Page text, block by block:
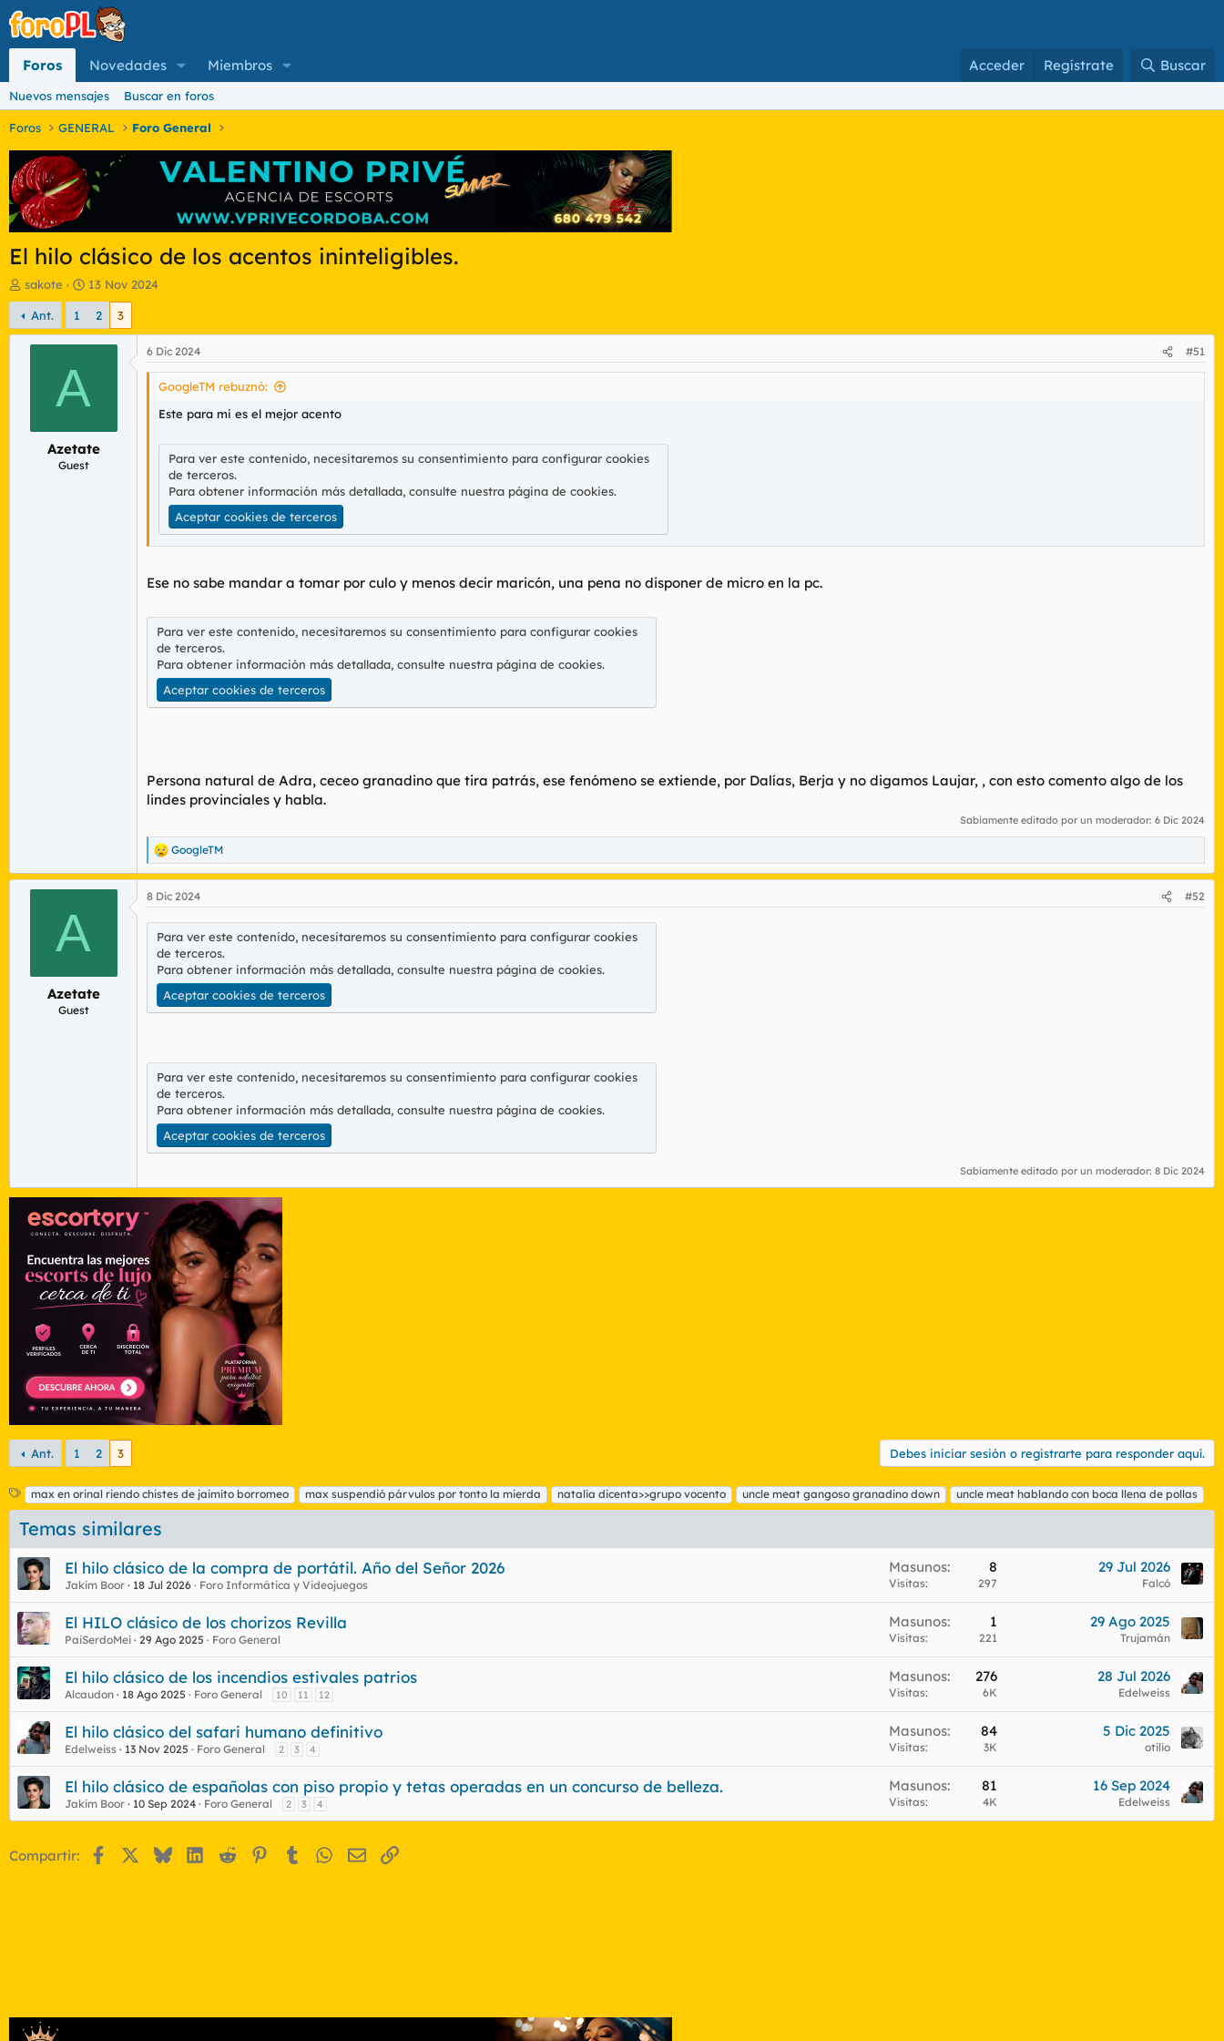
Foros Novedades Miembros Acceder Regístrate Buscar
Nuevos mensajes Buscar en foros
Foros GENERAL Foro General
El hilo clásico de los acentos ininteligibles.
I
n
i
c
d
sakote
F
e
h
a
i
i
c
i
13 Nov 2024
Ant. 1 2 3
A
Azetate
Guest
6 Dic 2024 #51
GoogleTM rebuznó:
Este para mi es el mejor acento
Para ver este contenido, necesitaremos su consentimiento para configurar cookies
de terceros.
Para obtener información más detallada, consulte nuestra página de cookies.
Aceptar cookies de terceros
Ese no sabe mandar a tomar por culo y menos decir maricón, una pena no disponer de micro en la pc.
Para ver este contenido, necesitaremos su consentimiento para configurar cookies
de terceros.
Para obtener información más detallada, consulte nuestra página de cookies.
Aceptar cookies de terceros
Persona natural de Adra, ceceo granadino que tira patrás, ese fenómeno se extiende, por Dalías, Berja y no digamos Laujar, , con esto comento algo de los
lindes provinciales y habla.
Sabiamente editado por un moderador: 6 Dic 2024
R
e
a
c
o
n
e
s
GoogleTM
A
Azetate
Guest
8 Dic 2024 #52
Para ver este contenido, necesitaremos su consentimiento para configurar cookies
de terceros.
Para obtener información más detallada, consulte nuestra página de cookies.
Aceptar cookies de terceros
Para ver este contenido, necesitaremos su consentimiento para configurar cookies
de terceros.
Para obtener información más detallada, consulte nuestra página de cookies.
Aceptar cookies de terceros
Sabiamente editado por un moderador: 8 Dic 2024
Ant. 1 2 3 Debes iniciar sesión o registrarte para responder aquí.
E
t
i
u
e
t
a
s
max en orinal riendo chistes de jaimito borromeo max suspendió párvulos por tonto la mierda natalia dicenta>>grupo vocento uncle meat gangoso granadino down uncle meat hablando con boca llena de pollas
Temas similares
El hilo clásico de la compra de portátil. Año del Señor 2026
Jakim Boor 18 Jul 2026 Foro Informática y Videojuegos
Masunos 8
Visitas 297
29 Jul 2026
Falcó
El HILO clásico de los chorizos Revilla
PaiSerdoMei 29 Ago 2025 Foro General
Masunos 1
Visitas 221
29 Ago 2025
Trujamán
El hilo clásico de los incendios estivales patrios
Alcaudon 18 Ago 2025 Foro General 10 11 12
Masunos 276
Visitas 6K
28 Jul 2026
Edelweiss
El hilo clásico del safari humano definitivo
Edelweiss 13 Nov 2025 Foro General 2 3 4
Masunos 84
Visitas 3K
5 Dic 2025
otilio
El hilo clásico de españolas con piso propio y tetas operadas en un concurso de belleza.
Jakim Boor 10 Sep 2024 Foro General 2 3 4
Masunos 81
Visitas 4K
16 Sep 2024
Edelweiss
Compartir: FacebookBlueskyLinkedIn
Reddit Pinterest
Tumblr WhatsApp
EmailEnlace